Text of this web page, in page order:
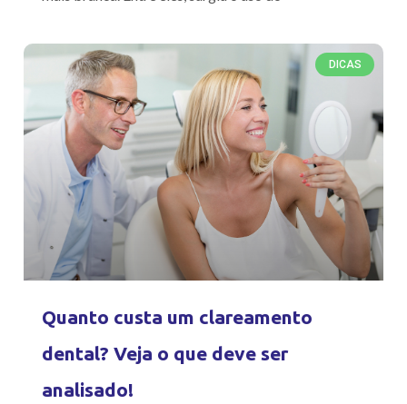
DICAS
Quanto custa um clareamento
dental? Veja o que deve ser
analisado!